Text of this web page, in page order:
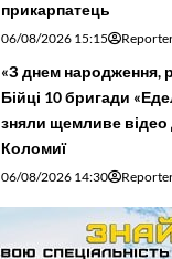
прикарпатець
06/08/2026 15:15
«З днем народження,
Бійці 10 бригади
зняли щемливе відео
Коломиї
06/08/2026 14:30